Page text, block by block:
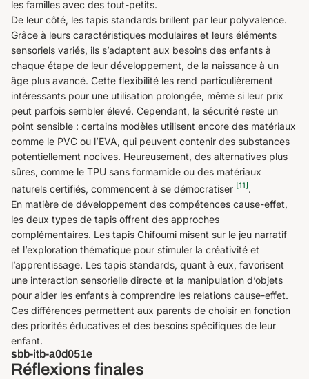
les familles avec des tout-petits.
De leur côté, les tapis standards brillent par leur polyvalence.
Grâce à leurs caractéristiques modulaires et leurs éléments
sensoriels variés, ils s’adaptent aux besoins des enfants à
chaque étape de leur développement, de la naissance à un
âge plus avancé. Cette flexibilité les rend particulièrement
intéressants pour une utilisation prolongée, même si leur prix
peut parfois sembler élevé. Cependant, la sécurité reste un
point sensible : certains modèles utilisent encore des matériaux
comme le PVC ou l’EVA, qui peuvent contenir des substances
potentiellement nocives. Heureusement, des alternatives plus
sûres, comme le TPU sans formamide ou des matériaux
naturels certifiés, commencent à se démocratiser [11] .
En matière de développement des compétences cause-effet,
les deux types de tapis offrent des approches
complémentaires. Les tapis Chifoumi misent sur le jeu narratif
et l’exploration thématique pour stimuler la créativité et
l’apprentissage. Les tapis standards, quant à eux, favorisent
une interaction sensorielle directe et la manipulation d’objets
pour aider les enfants à comprendre les relations cause-effet.
Ces différences permettent aux parents de choisir en fonction
des priorités éducatives et des besoins spécifiques de leur
enfant.
sbb-itb-a0d051e
Réflexions finales